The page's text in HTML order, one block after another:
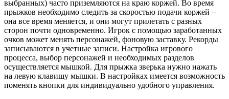
выбранных) часто приземляются на краю коржей. Во время
прыжков необходимо следить за скоростью подачи коржей –
она все время меняется, и они могут прилетать с разных
сторон почти одновременно. Игрок с помощью заработанных
очков может менять персонажей, фоновую заставку. Рекорды
записываются в учетные записи. Настройка игрового
процесса, выбор персонажей и необходимых разделов
осуществляется мышкой. Для прыжка зверька нужно нажать
на левую клавишу мышки. В настройках имеется возможность
поменять кнопки для индивидуально удобного управления.